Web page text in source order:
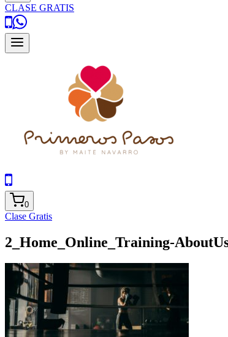
CLASE GRATIS
0
Clase Gratis
2_Home_Online_Training-